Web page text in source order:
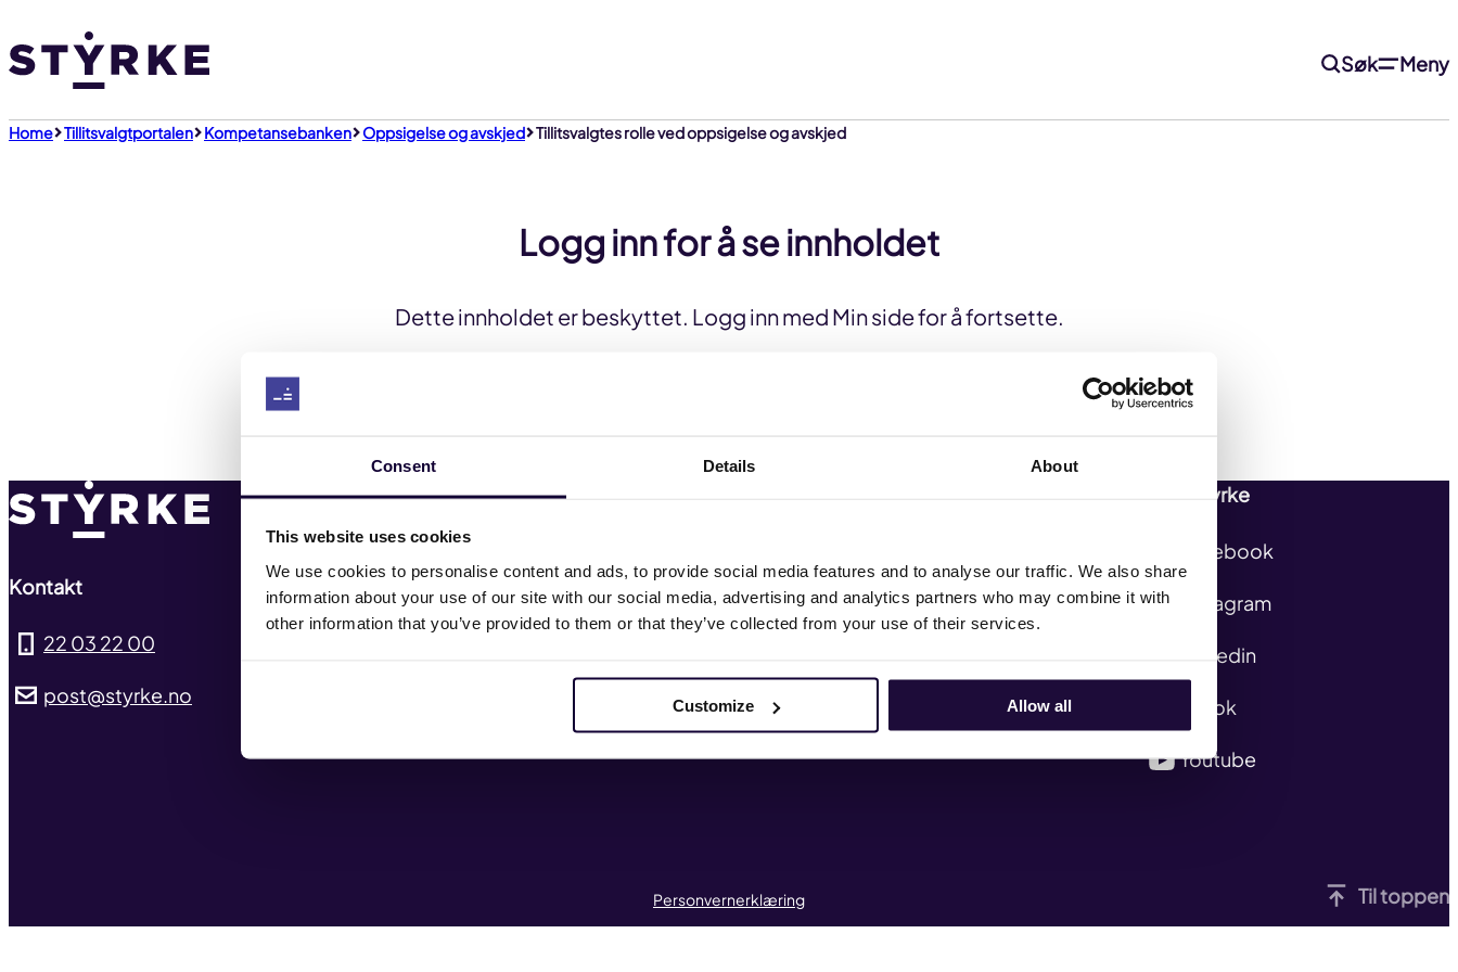
Consent Details About
This website uses cookies
We use cookies to personalise content and ads, to provide social media features and to analyse our traffic. We also share
information about your use of our site with our social media, advertising and analytics partners who may combine it with
other information that you’ve provided to them or that they’ve collected from your use of their services.
Customize Allow all
til
innhold
Søk Meny
Home Tillitsvalgtportalen Kompetansebanken Oppsigelse og avskjed Tillitsvalgtes rolle ved oppsigelse og avskjed
Logg inn for å se innholdet
Dette innholdet er beskyttet. Logg inn med Min side for å fortsette.
Til toppen
Kontakt
22 03 22 00
post@styrke.no
Nyheter
Hva vi mener
Tariffavtaler Kurs og kompetanse
Landsmøtet 2025
Følg Styrke
Facebook
Instagram
Linkedin
TikTok
Youtube
Personvernerklæring